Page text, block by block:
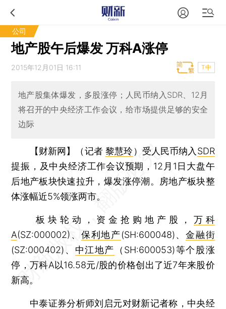
公司
地产股午后爆发 万科A涨停
2015年12月01日 16:11 T中
地产股集体爆发，多股涨停；人民币纳入SDR、12月
将召开的中央经济工作会议，给市场提供足够的安全
边际
【财新网】（记者黎慧玲 ） 受人民币纳入 SDR
提振，及中央经济工作会议预期，12月1日大盘午
后地产板块快速拉升，爆发涨停潮。房地产板块整
体涨幅近5%领涨两市。
板块轮动，资金抢购地产股， 万科
A(SZ:000002)、 保利地产(SH:600048)、金融街
(SZ:000402)、 中江地产 （SH:600053)等个股涨
停，万科A以16.58元/股的价格创出了近7年来股价
新高。
中泰证券分析师刘启元对财新记者称，中央经